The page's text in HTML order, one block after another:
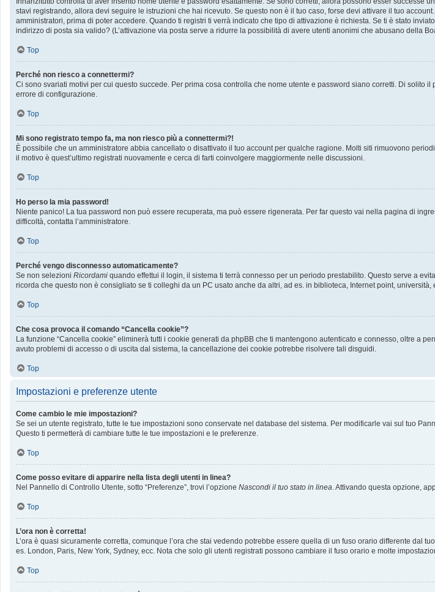
stavi registrando, allora devi seguire le istruzioni che hai ricevuto. Se questo non è il tuo caso, forse devi attivare il tuo
amministratori, prima di poter accedere. Quando ti registri ti verrà indicato che tipo di attivazione è richiesta. Se ti è stato
indirizzo di posta sia valido? (L’attivazione via posta serve a ridurre la possibilità di avere utenti anonimi che abusano della
Top
Perché non riesco a connettermi?
Ci sono svariati motivi per cui questo succede. Per prima cosa controlla che nome utente e password siano corretti. Di solito
errore di configurazione.
Top
Mi sono registrato tempo fa, ma non riesco più a connettermi?!
È possibile che un amministratore abbia cancellato o disattivato il tuo account per qualche ragione. Molti siti rimuovono
il motivo è quest’ultimo registrati nuovamente e cerca di farti coinvolgere maggiormente nelle discussioni.
Top
Ho perso la mia password!
Niente panico! La tua password non può essere recuperata, ma può essere rigenerata. Per far questo vai nella pagina di
difficoltà, contatta l’amministratore.
Top
Perché vengo disconnesso automaticamente?
Se non selezioni Ricordami quando effettui il login, il sistema ti terrà connesso per un periodo prestabilito. Questo serve a
ricorda che questo non è consigliato se ti colleghi da un PC usato anche da altri, ad es. in biblioteca, Internet point,
Top
Che cosa provoca il comando “Cancella cookie”?
La funzione “Cancella cookie” eliminerà tutti i cookie generati da phpBB che ti mantengono autenticato e connesso, oltre a
avuto problemi di accesso o di uscita dal sistema, la cancellazione dei cookie potrebbe risolvere tali disguidi.
Top
Impostazioni e preferenze utente
Come cambio le mie impostazioni?
Se sei un utente registrato, tutte le tue impostazioni sono conservate nel database del sistema. Per modificarle vai sul tuo
Questo ti permetterà di cambiare tutte le tue impostazioni e le preferenze.
Top
Come posso evitare di apparire nella lista degli utenti in linea?
Nel Pannello di Controllo Utente, sotto “Preferenze”, trovi l’opzione Nascondi il tuo stato in linea. Attivando questa opzione,
Top
L’ora non è corretta!
L’ora è quasi sicuramente corretta, comunque l’ora che stai vedendo potrebbe essere quella di un fuso orario differente
es. London, Paris, New York, Sydney, ecc. Nota che solo gli utenti registrati possono cambiare il fuso orario e molte
Top